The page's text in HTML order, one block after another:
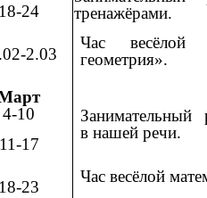
24
2.03
4-10
17
23
тренажёрами.
Час весёлой
геометрия».
Занимательный
в нашей речи.
Час весёлой